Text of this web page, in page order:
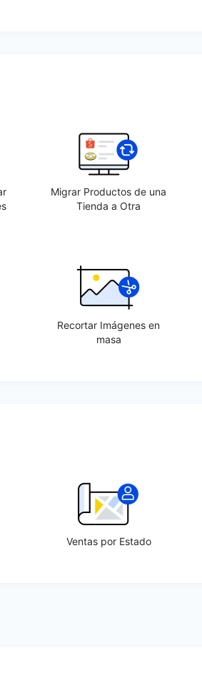
Migrar Productos de una
Tienda a Otra
Recortar Imágenes en
masa
Ventas por Estado